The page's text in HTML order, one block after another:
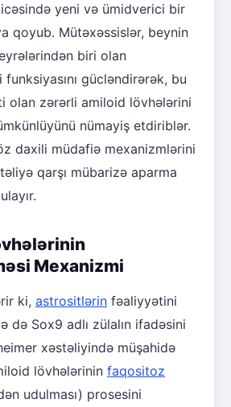
yeni və ümidverici bir
qoyub. Mütəxəssislər, beynin
biri olan
funksiyasını gücləndirərək, bu
olan zərərli amiloid lövhələrini
nümayiş etdiriblər.
daxili müdafiə mexanizmlərini
qarşı mübarizə aparma
Mexanizmi
ki, astrositlərin fəaliyyətini
də Sox9 adlı zülalın ifadəsini
xəstəliyində müşahidə
lövhələrinin faqositoz
udulması) prosesini